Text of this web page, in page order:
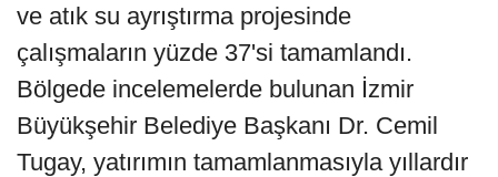
ve atık su ayrıştırma projesinde
çalışmaların yüzde 37'si tamamlandı.
Bölgede incelemelerde bulunan İzmir
Büyükşehir Belediye Başkanı Dr. Cemil
Tugay, yatırımın tamamlanmasıyla yıllardır